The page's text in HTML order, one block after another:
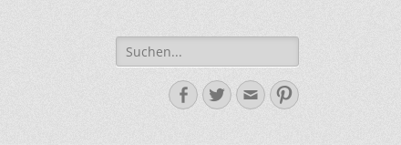
Suche
nach:
Facebook
Twitter
E-
Mail-
Pinterest